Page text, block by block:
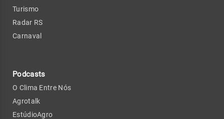
Turismo
Radar RS
Carnaval
Podcasts
O Clima Entre Nós
Agrotalk
EstúdioAgro